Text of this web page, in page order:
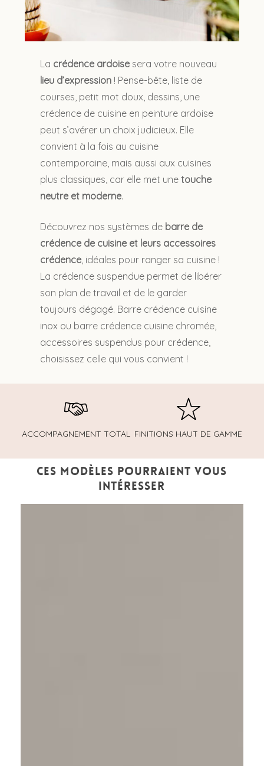
La crédence ardoisesera votre nouveau
lieu d’expression! Pense-bête, liste de
courses, petit mot doux, dessins, une
crédence de cuisine en peinture ardoise
peut s’avérer un choix judicieux. Elle
convient à la fois au cuisine
contemporaine, mais aussi aux cuisines
plus classiques, car elle met unetouche
neutre et moderne.
Découvrez nos systèmes de barre de
crédence de cuisine et leurs accessoires
crédence, idéales pour ranger sa cuisine !
La crédence suspendue permet de libérer
son plan de travail et de le garder
toujours dégagé. Barre crédence cuisine
inox ou barre crédence cuisine chromée,
accessoires suspendus pour crédence,
choisissez celle qui vous convient !
ACCOMPAGNEMENT TOTAL FINITIONS HAUT DE GAMME
CES MODÈLES POURRAIENT VOUS
INTÉRESSER